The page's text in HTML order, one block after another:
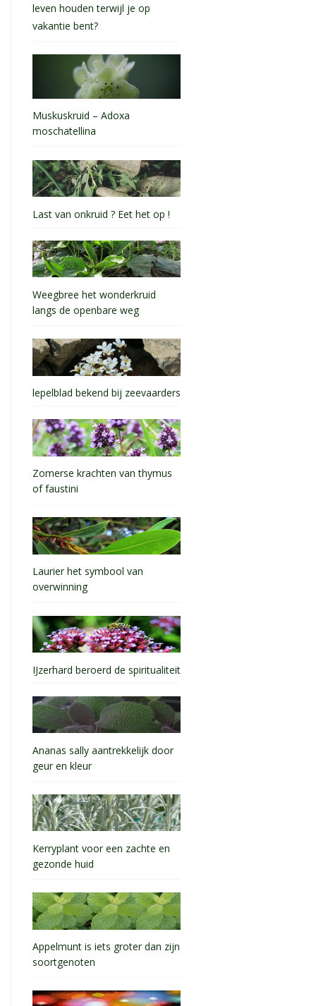
leven houden terwijl je op
vakantie bent?
Muskuskruid – Adoxa
moschatellina
Last van onkruid ? Eet het op !
Weegbree het wonderkruid
langs de openbare weg
lepelblad bekend bij zeevaarders
Zomerse krachten van thymus
of faustini
Laurier het symbool van
overwinning
IJzerhard beroerd de spiritualiteit
Ananas sally aantrekkelijk door
geur en kleur
Kerryplant voor een zachte en
gezonde huid
Appelmunt is iets groter dan zijn
soortgenoten